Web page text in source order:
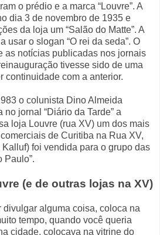
o prédio e a marca “Louvre”. A
dia 3 de novembro de 1935 e
da loja um “Salão do Matte”. A
usar o slogan “O rei da seda”. O
as notícias publicadas nos jornais
tivesse sido de uma
continuidade com a anterior.
o colunista Dino Almeida
jornal “Diário da Tarde” a
loja Louvre (rua XV) um dos mais
de Curitiba na Rua XV,
foi vendida para o grupo das
Paulo”.
(e de outras lojas na XV)
divulgar alguma coisa, coloca na
tempo, quando você queria
cidade, colocava na vitrine do